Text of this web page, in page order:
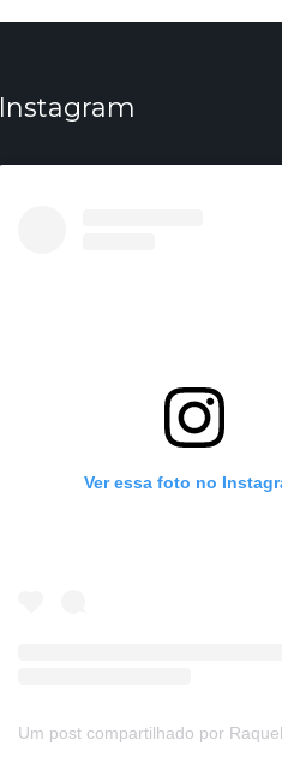
Instagram
Ver essa foto no